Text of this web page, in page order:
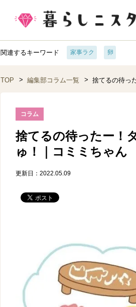
関連するキーワード 家事ラク 卵
TOP 編集部コラム一覧 捨てるの待っ
コラム
捨てるの待ったー！
ゅ！｜コミミちゃん
更新日：2022.05.09